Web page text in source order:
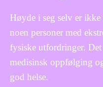
Høyde i seg selv er
noen personer med
fysiske utfordringer.
medisinsk oppfølging
god helse.